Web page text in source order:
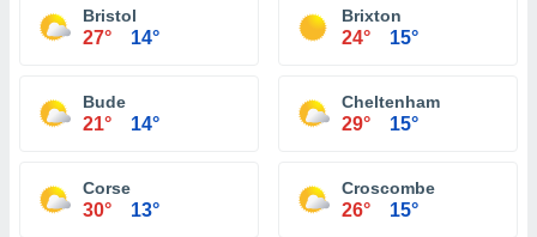
Bristol
27° 14°
Brixton
24° 15°
Bude
21° 14°
Cheltenham
29° 15°
Corse
30° 13°
Croscombe
26° 15°